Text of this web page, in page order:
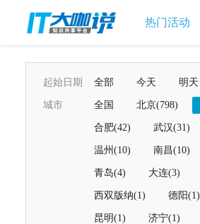
热门活动
起始日期 全部 今天 明天
城市 全国 北京(798)
合肥(42) 武汉(31)
温州(10) 南昌(10)
青岛(4) 大连(3)
西双版纳(1) 德阳(1)
昆明(1) 济宁(1)